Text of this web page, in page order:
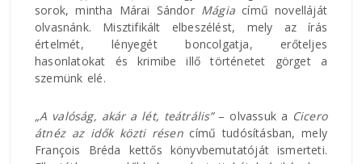
sorok, mintha Márai Sándor Mágia című novelláját
olvasnánk. Misztifikált elbeszélést, mely az írás
értelmét, lényegét boncolgatja, erőteljes
hasonlatokat és krimibe illő történetet görget a
szemünk elé.
„A valóság, akár a lét, teátrális”– olvassuk a Cicero
átnéz az idők közti résencímű tudósításban, mely
François Bréda kettős könyvbemutatóját ismerteti.